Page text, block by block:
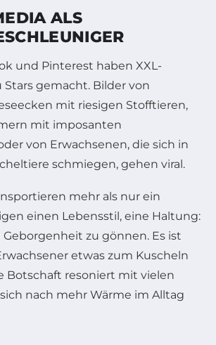
ALS
und Pinterest haben XXL-
Stars gemacht. Bilder von
mit riesigen Stofftieren,
mit imposanten
von Erwachsenen, die sich in
schmiegen, gehen viral.
mehr als nur ein
einen Lebensstil, eine Haltung:
Geborgenheit zu gönnen. Es ist
etwas zum Kuscheln
Botschaft resoniert mit vielen
nach mehr Wärme im Alltag